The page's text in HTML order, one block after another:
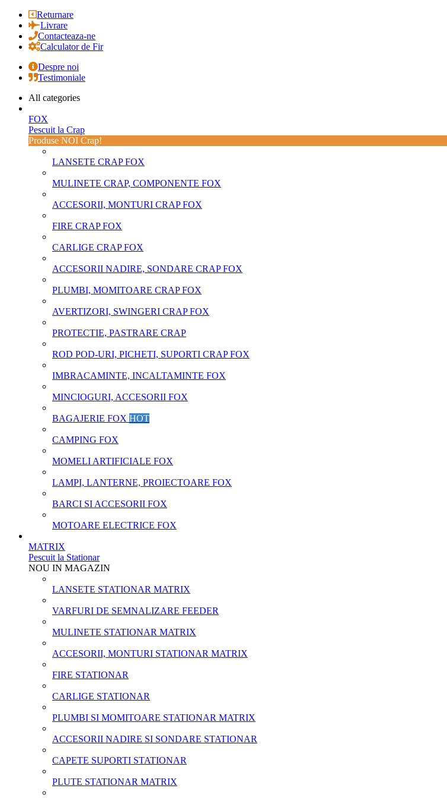
Returnare
Livrare
Contacteaza-ne
Calculator de Fir
Despre noi
Testimoniale
All categories
FOX
Pescuit la Crap
Produse NOI Crap!
LANSETE CRAP FOX
MULINETE CRAP, COMPONENTE FOX
ACCESORII, MONTURI CRAP FOX
FIRE CRAP FOX
CARLIGE CRAP FOX
ACCESORII NADIRE, SONDARE CRAP FOX
PLUMBI, MOMITOARE CRAP FOX
AVERTIZORI, SWINGERI CRAP FOX
PROTECTIE, PASTRARE CRAP
ROD POD-URI, PICHETI, SUPORTI CRAP FOX
IMBRACAMINTE, INCALTAMINTE FOX
MINCIOGURI, ACCESORII FOX
BAGAJERIE FOX HOT
CAMPING FOX
MOMELI ARTIFICIALE FOX
LAMPI, LANTERNE, PROIECTOARE FOX
BARCI SI ACCESORII FOX
MOTOARE ELECTRICE FOX
MATRIX
Pescuit la Stationar
NOU IN MAGAZIN
LANSETE STATIONAR MATRIX
VARFURI DE SEMNALIZARE FEEDER
MULINETE STATIONAR MATRIX
ACCESORII, MONTURI STATIONAR MATRIX
FIRE STATIONAR
CARLIGE STATIONAR
PLUMBI SI MOMITOARE STATIONAR MATRIX
ACCESORII NADIRE SI SONDARE STATIONAR
CAPETE SUPORTI STATIONAR
PLUTE STATIONAR MATRIX